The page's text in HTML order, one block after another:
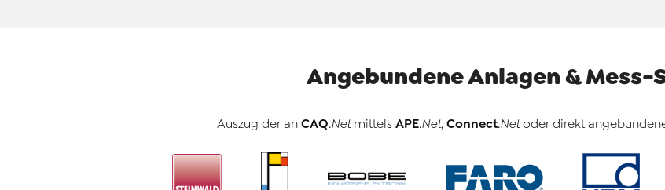
Angebundene Anlagen & Mess-
Auszug der an CAQ.Netmittels APE.Net, Connect.Netoder direkt